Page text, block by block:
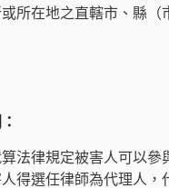
所在地之直轄市、縣（
法律規定被害人可以參
得選任律師為代理人，